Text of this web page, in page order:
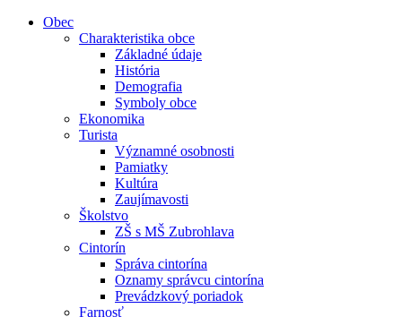
Obec
Charakteristika obce
Základné údaje
História
Demografia
Symboly obce
Ekonomika
Turista
Významné osobnosti
Pamiatky
Kultúra
Zaujímavosti
Školstvo
ZŠ s MŠ Zubrohlava
Cintorín
Správa cintorína
Oznamy správcu cintorína
Prevádzkový poriadok
Farnosť